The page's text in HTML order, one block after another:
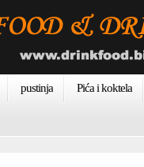
pustinja Pića i koktela